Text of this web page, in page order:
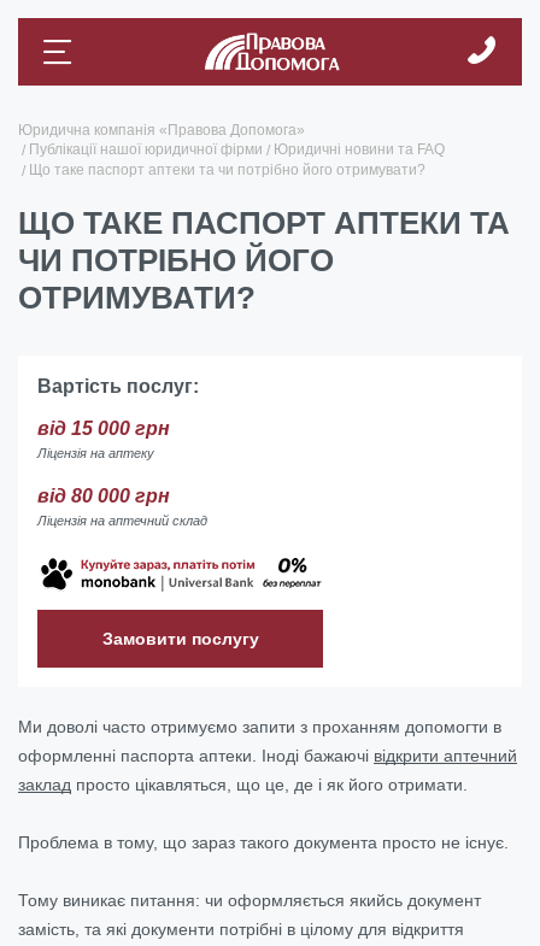
Юридична компанія «Правова Допомога»
Публікації нашої юридичної фірми
Юридичні новини та FAQ
Що таке паспорт аптеки та чи потрібно його отримувати?
ЩО ТАКЕ ПАСПОРТ АПТЕКИ ТА
ЧИ ПОТРІБНО ЙОГО
ОТРИМУВАТИ?
Вартість послуг:
від 15 000 грн
Ліцензія на аптеку
від 80 000 грн
Ліцензія на аптечний склад
Замовити послугу
Ми доволі часто отримуємо запити з проханням допомогти в
оформленні паспорта аптеки. Іноді бажаючі відкрити аптечний
заклад просто цікавляться, що це, де і як його отримати.
Проблема в тому, що зараз такого документа просто не існує.
Тому виникає питання: чи оформляється якийсь документ
замість, та які документи потрібні в цілому для відкриття